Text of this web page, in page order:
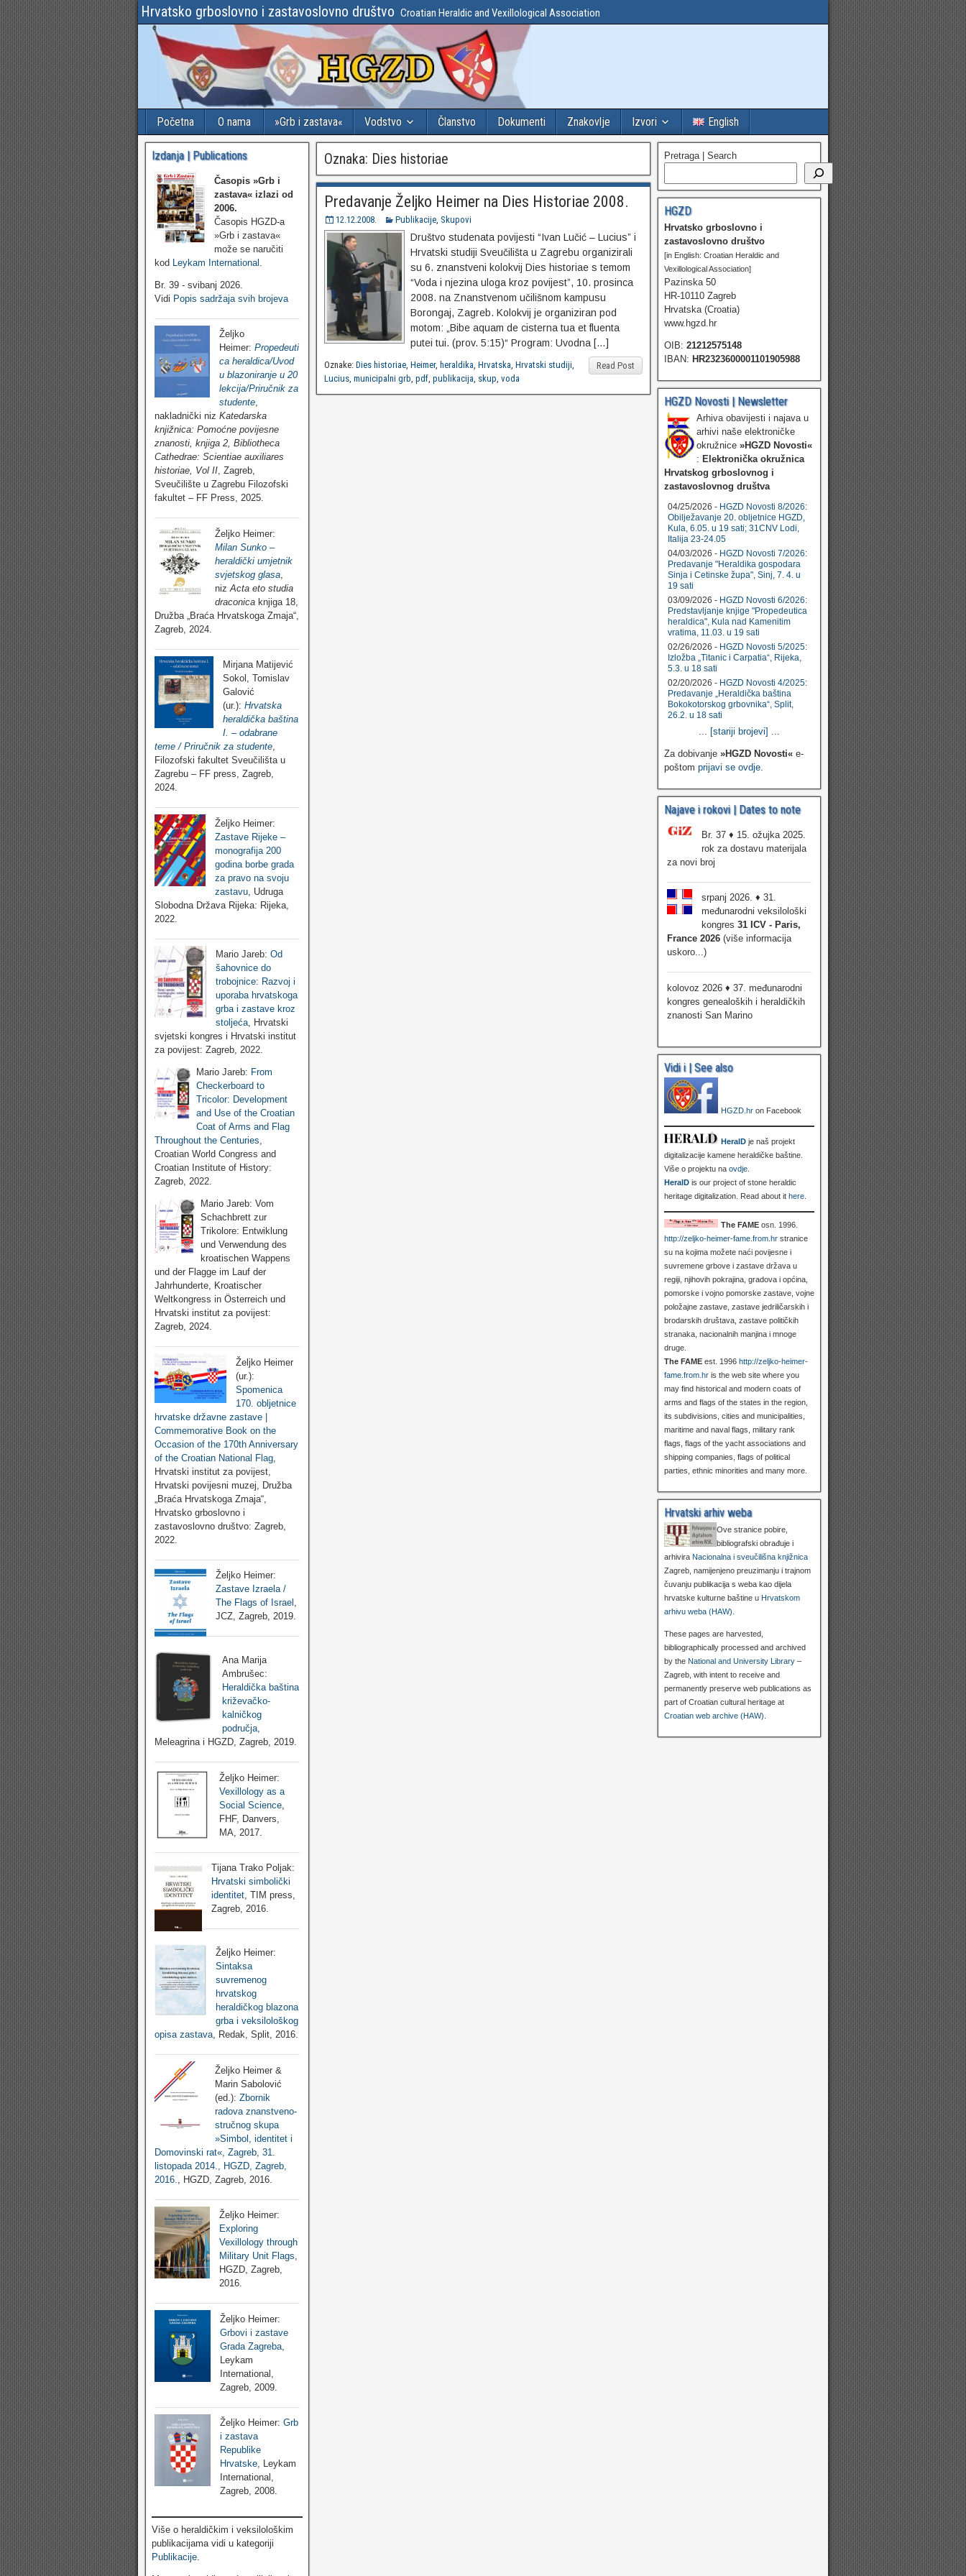
Hrvatsko grboslovno i zastavoslovno društvo Croatian Heraldic and Vexillological Association
Početna O nama »Grb i zastava« Vodstvo Članstvo Dokumenti Znakovlje Izvori English
Oznaka: Dies historiae
Predavanje Željko Heimer na Dies Historiae 2008.
12.12.2008. Publikacije, Skupovi
Društvo studenata povijesti “Ivan Lučić – Lucius” i
Hrvatski studiji Sveučilišta u Zagrebu organizirali
su 6. znanstveni kolokvij Dies historiae s temom
“Voda i njezina uloga kroz povijest”, 10. prosinca
2008. na Znanstvenom učilišnom kampusu
Borongaj, Zagreb. Kolokvij je organiziran pod
motom: „Bibe aquam de cisterna tua et fluenta
putei tui. (prov. 5:15)“ Program: Uvodna […]
Read Post
Oznake: Dies historiae, Heimer, heraldika, Hrvatska, Hrvatski studiji,
Lucius, municipalni grb, pdf, publikacija, skup, voda
Izdanja | Publications
Časopis »Grb i
zastava« izlazi od
2006.
Časopis HGZD-a
»Grb i zastava«
može se naručiti
kod Leykam International
Br. 39 - svibanj 2026.
Vidi Popis sadržaja svih brojeva
Željko
Heimer: Propedeuti
ca heraldica/Uvod
u blazoniranje u 20
lekcija/Priručnik za
studente,
nakladnički niz Katedarska
knjižnica: Pomoćne povijesne
znanosti, knjiga 2, Bibliotheca
Cathedrae: Scientiae auxiliares
historiae, Vol II, Zagreb,
Sveučilište u Zagrebu Filozofski
fakultet – FF Press, 2025.
Željko Heimer:
Milan Sunko –
heraldički umjetnik
svjetskog glasa
niz Acta eto studia
draconica knjiga 18,
Družba „Braća Hrvatskoga Zmaja“,
Zagreb, 2024.
Mirjana Matijević
Sokol, Tomislav
Galović
(ur.): Hrvatska
heraldička baština
I. – odabrane
teme / Priručnik za studente,
Filozofski fakultet Sveučilišta u
Zagrebu – FF press, Zagreb,
2024.
Željko Heimer:
Zastave Rijeke –
monografija 200
godina borbe grada
za pravo na svoju
zastavu, Udruga
Slobodna Država Rijeka: Rijeka,
2022.
Mario Jareb: Od
šahovnice do
trobojnice: Razvoj i
uporaba hrvatskoga
grba i zastave kroz
stoljeća, Hrvatski
svjetski kongres i Hrvatski institut
za povijest: Zagreb, 2022.
Mario Jareb: From
Checkerboard to
Tricolor: Development
and Use of the Croatian
Coat of Arms and Flag
Throughout the Centuries,
Croatian World Congress and
Croatian Institute of History:
Zagreb, 2022.
Mario Jareb: Vom
Schachbrett zur
Trikolore: Entwiklung
und Verwendung des
kroatischen Wappens
und der Flagge im Lauf der
Jahrhunderte, Kroatischer
Weltkongress in Österreich und
Hrvatski institut za povijest:
Zagreb, 2024.
Željko Heimer
(ur.):
Spomenica
170. obljetnice
hrvatske državne zastave |
Commemorative Book on the
Occasion of the 170th Anniversary
of the Croatian National Flag
Hrvatski institut za povijest,
Hrvatski povijesni muzej, Družba
„Braća Hrvatskoga Zmaja“,
Hrvatsko grboslovno i
zastavoslovno društvo: Zagreb,
2022.
Željko Heimer:
Zastave Izraela /
The Flags of Israel ,
JCZ, Zagreb, 2019.
Ana Marija
Ambrušec:
Heraldička baština
križevačko-
kalničkog
područja,
Meleagrina i HGZD, Zagreb, 2019.
Željko Heimer:
Vexillology as a
Social Science
FHF, Danvers,
MA, 2017.
Tijana Trako Poljak:
Hrvatski simbolički
identitet, TIM press,
Zagreb, 2016.
Željko Heimer:
Sintaksa
suvremenog
hrvatskog
heraldičkog blazona
grba i veksilološkog
opisa zastava, Redak, Split, 2016.
Željko Heimer &
Marin Sabolović
(ed.): Zbornik
radova znanstveno-
stručnog skupa
»Simbol, identitet i
Domovinski rat«, Zagreb, 31.
listopada 2014., HGZD, Zagreb,
2016.
, HGZD, Zagreb, 2016.
Željko Heimer:
Exploring
Vexillology through
Military Unit Flags,
HGZD, Zagreb,
2016.
Željko Heimer:
Grbovi i zastave
Grada Zagreba
Leykam
International,
Zagreb, 2009.
Željko Heimer:Grb
i zastava
Republike
Hrvatske, Leykam
International,
Zagreb, 2008.
Više o heraldičkim i veksilološkim
publikacijama vidi u kategoriji
Publikacije
Pretraga | Search
HGZD
Hrvatsko grboslovno i
zastavoslovno društvo
[in English: Croatian Heraldic and
Vexillological Association]
Pazinska 50
HR-10110 Zagreb
Hrvatska (Croatia)
www.hgzd.hr
OIB: 21212575148
IBAN: HR2323600001101905988
HGZD Novosti | Newsletter
Arhiva obavijesti i najava u
arhivi naše elektroničke
okružnice »HGZD Novosti«
: Elektronička okružnica
Hrvatskog grboslovnog i
zastavoslovnog društva
04/25/2026 - HGZD Novosti 8/2026:
Obilježavanje 20. obljetnice HGZD,
Kula, 6.05. u 19 sati; 31CNV Lodi,
Italija 23-24.05
04/03/2026 - HGZD Novosti 7/2026:
Predavanje "Heraldika gospodara
Sinja i Cetinske župa", Sinj, 7. 4. u
19 sati
03/09/2026 - HGZD Novosti 6/2026:
Predstavljanje knjige "Propedeutica
heraldica", Kula nad Kamenitim
vratima, 11.03. u 19 sati
02/26/2026 - HGZD Novosti 5/2025:
Izložba „Titanic i Carpatia“, Rijeka,
5.3. u 18 sati
02/20/2026 - HGZD Novosti 4/2025:
Predavanje „Heraldička baština
Bokokotorskog grbovnika“, Split,
26.2. u 18 sati
... [stariji brojevi] ...
Za dobivanje »HGZD Novosti«e-
poštom prijavi se ovdje.
Najave i rokovi | Dates to note
Br. 37 ♦ 15. ožujka 2025.
rok za dostavu materijala
za novi broj
srpanj 2026. ♦ 31.
međunarodni veksilološki
kongres 31 ICV - Paris,
France 2026(više informacija
uskoro...)
kolovoz 2026 ♦ 37. međunarodni
kongres genealoških i heraldičkih
znanosti San Marino
Vidi i | See also
HGZD.hron Facebook
HeralDje naš projekt
digitalizacije kamene heraldičke baštine.
Više o projektu na ovdje.
HeralDis our project of stone heraldic
heritage digitalization. Read about it here.
The FAMEosn. 1996.
http://zeljko-heimer-fame.from.hrstranice
su na kojima možete naći povijesne i
suvremene grbove i zastave država u
regiji, njihovih pokrajina, gradova i općina,
pomorske i vojno pomorske zastave, vojne
položajne zastave, zastave jedriličarskih i
brodarskih društava, zastave političkih
stranaka, nacionalnih manjina i mnoge
druge.
The FAMEest. 1996 http://zeljko-heimer-
fame.from.hris the web site where you
may find historical and modern coats of
arms and flags of the states in the region,
its subdivisions, cities and municipalities,
maritime and naval flags, military rank
flags, flags of the yacht associations and
shipping companies, flags of political
parties, ethnic minorities and many more.
Hrvatski arhiv weba
Ove stranice pobire,
bibliografski obrađuje i
arhivira Nacionalna i sveučilišna knjižnica
Zagreb, namijenjeno preuzimanju i trajnom
čuvanju publikacija s weba kao dijela
hrvatske kulturne baštine u Hrvatskom
arhivu weba (HAW)
These pages are harvested,
bibliographically processed and archived
by the National and University Library–
Zagreb, with intent to receive and
permanently preserve web publications as
part of Croatian cultural heritage at
Croatian web archive (HAW)